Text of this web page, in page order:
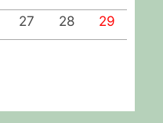
27 28 29